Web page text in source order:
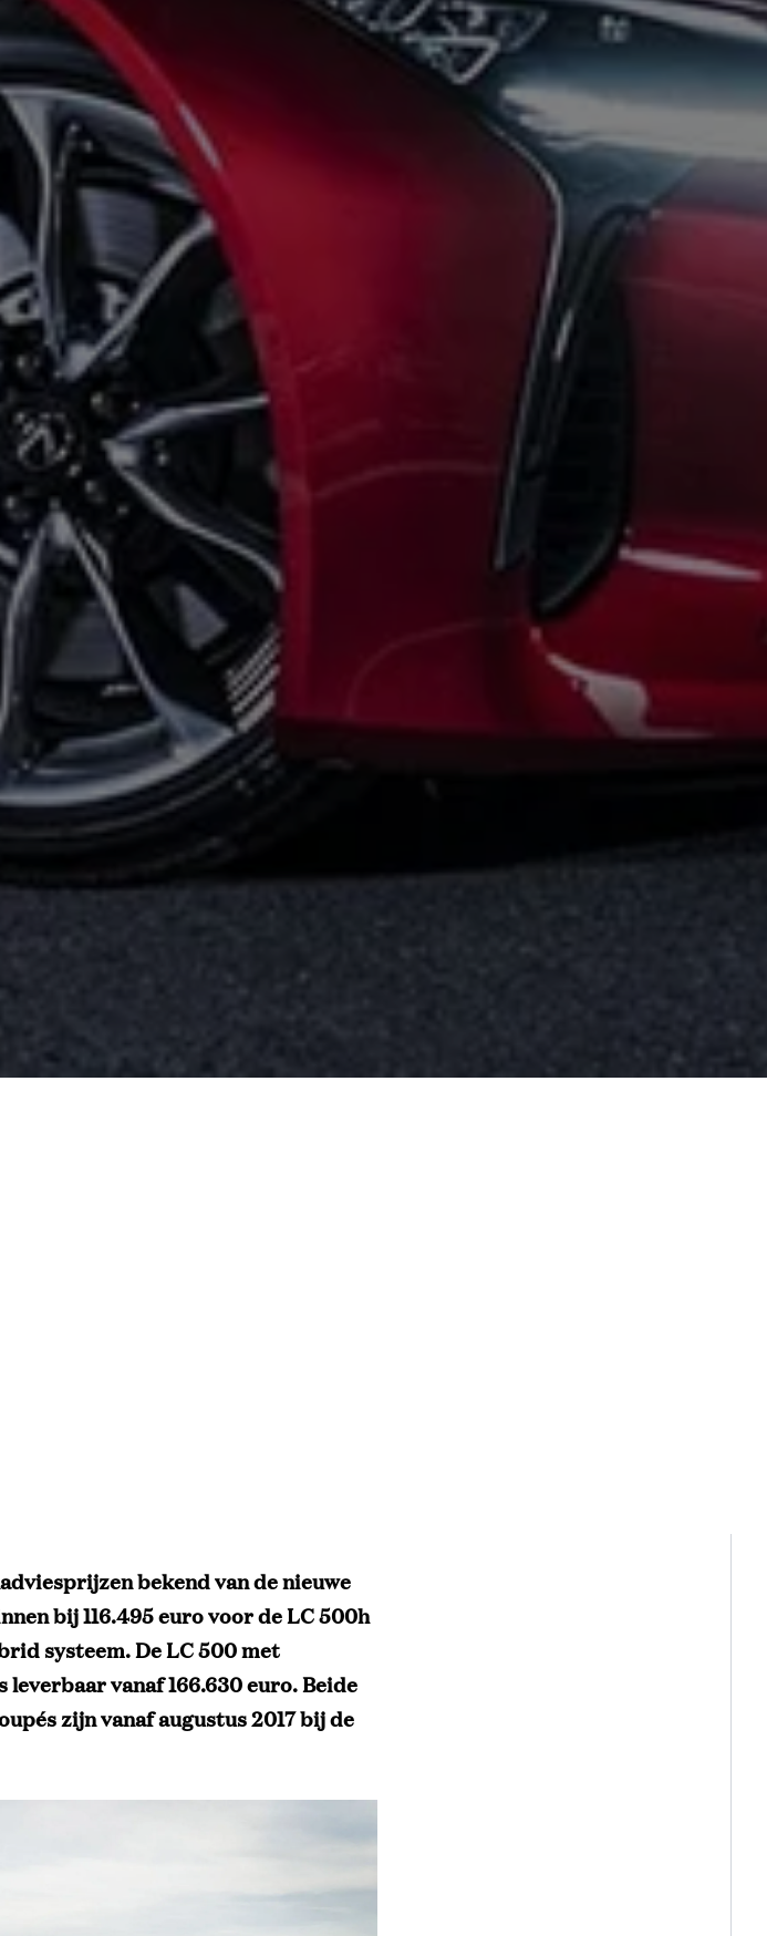
bekend van de nieuwe
bij 116.495 euro voor de LC 500h
systeem. De LC 500 met
vanaf 166.630 euro. Beide
zijn vanaf augustus 2017 bij de